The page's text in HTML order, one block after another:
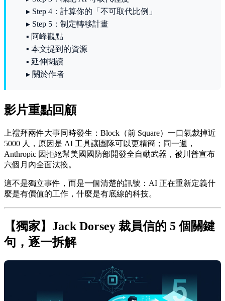
▸ Step 4：計算你的「不可取代比例」
▸ Step 5：制定轉移計畫
▪ 阿峰觀點
▪ 本文提到的資源
▪ 延伸閱讀
▸ 關於作者
影片重點回顧
上禮拜兩件大事同時發生：Block（前 Square）一口氣裁掉近
5000 人，原因是 AI 工具讓團隊可以更精簡；同一週，
Anthropic 因拒絕幫美國國防部開發全自動武器，被川普宣布
六個月內全面汰換。
這不是獨立事件，而是一個清楚的訊號：AI 正在重新定義什
麼是有價值的工作，什麼是有底線的科技。
【獨家】Jack Dorsey 裁員信的 5 個關鍵
句，逐一拆解